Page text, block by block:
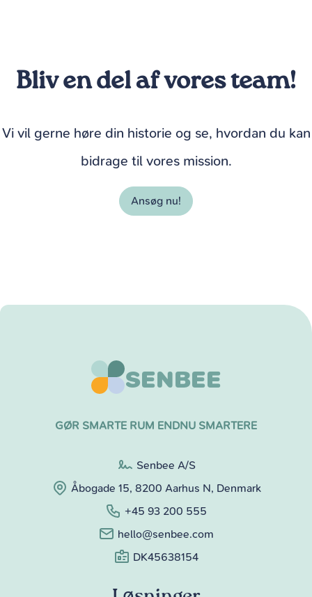
Bliv en del af vores team!
Vi vil gerne høre din historie og se, hvordan du kan
bidrage til vores mission.
Ansøg nu!
SENBEE
GØR SMARTE RUM ENDNU SMARTERE
Senbee A/S
Åbogade 15, 8200 Aarhus N, Denmark
+45 93 200 555
hello@senbee.com
DK45638154